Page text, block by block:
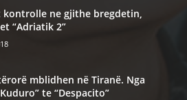
kontrolle ne gjithe bregdetin,
“Adriatik 2”
mblidhen në Tiranë. Nga
te “Despacito”